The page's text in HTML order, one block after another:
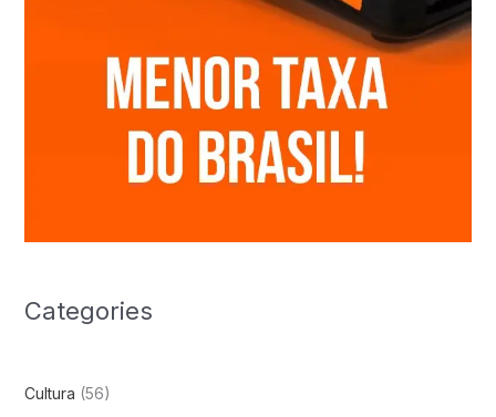
Categories
Cultura (56)